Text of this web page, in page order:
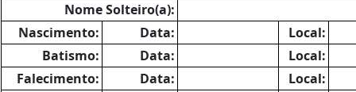
Nome Solteiro(a):
Nascimento:
Data:
Local:
Batismo:
Data:
Local:
Falecimento:
Data:
Local: